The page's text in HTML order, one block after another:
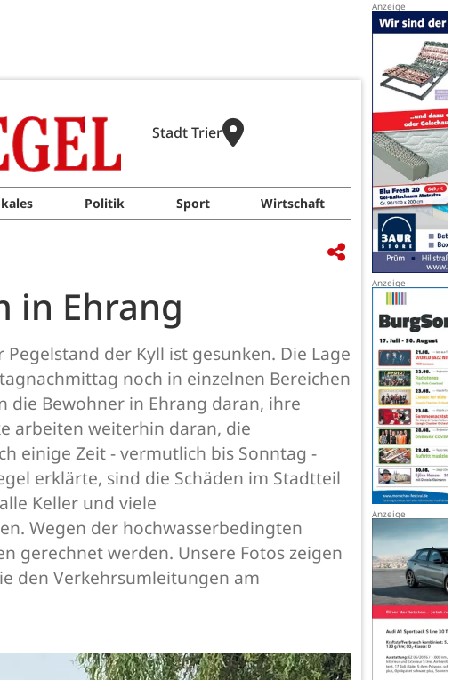
Stadt Trier
Politik Sport Wirtschaft
in Ehrang
der Kyll ist gesunken. Die Lage
noch in einzelnen Bereichen
die Bewohner in Ehrang daran, ihre
arbeiten weiterhin daran, die
einige Zeit - vermutlich bis Sonntag -
erklärte, sind die Schäden im Stadtteil
Keller und viele
Wegen der hochwasserbedingten
gerechnet werden. Unsere Fotos zeigen
den Verkehrsumleitungen am